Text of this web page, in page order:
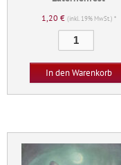
1,20 € (inkl. 19% MwSt.) *
Menge
In den Warenkorb